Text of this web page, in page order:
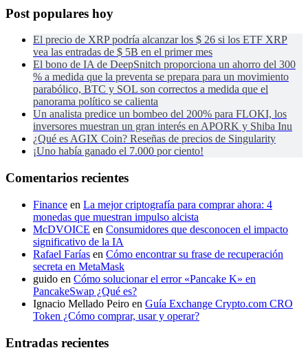
Post populares hoy
El precio de XRP podría alcanzar los $ 26 si los ETF XRP
vea las entradas de $ 5B en el primer mes
El bono de IA de DeepSnitch proporciona un ahorro del 300
% a medida que la preventa se prepara para un movimiento
parabólico, BTC y SOL son correctos a medida que el
panorama político se calienta
Un analista predice un bombeo del 200% para FLOKI, los
inversores muestran un gran interés en APORK y Shiba Inu
¿Qué es AGIX Coin? Reseñas de precios de Singularity
¡Uno había ganado el 7.000 por ciento!
Comentarios recientes
Finance en La mejor criptografía para comprar ahora: 4
monedas que muestran impulso alcista
McDVOICE en Consumidores que desconocen el impacto
significativo de la IA
Rafael Farías en Cómo encontrar su frase de recuperación
secreta en MetaMask
guido en Cómo solucionar el error «Pancake K» en
PancakeSwap ¿Qué es?
Ignacio Mellado Peiro en Guía Exchange Crypto.com CRO
Token ¿Cómo comprar, usar y operar?
Entradas recientes